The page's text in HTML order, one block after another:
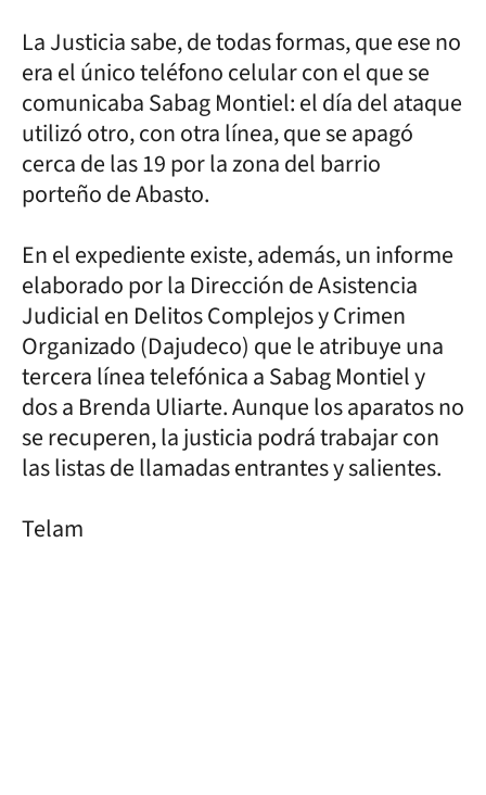
La Justicia sabe, de todas formas, que ese no
era el único teléfono celular con el que se
comunicaba Sabag Montiel: el día del ataque
utilizó otro, con otra línea, que se apagó
cerca de las 19 por la zona del barrio
porteño de Abasto.
En el expediente existe, además, un informe
elaborado por la Dirección de Asistencia
Judicial en Delitos Complejos y Crimen
Organizado (Dajudeco) que le atribuye una
tercera línea telefónica a Sabag Montiel y
dos a Brenda Uliarte. Aunque los aparatos no
se recuperen, la justicia podrá trabajar con
las listas de llamadas entrantes y salientes.
Telam